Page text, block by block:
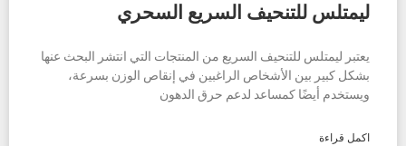
ليمتلس للتنحيف السريع السحري
يعتبر ليمتلس للتنحيف السريع من المنتجات التي انتشر البحث عنها
بشكل كبير بين الأشخاص الراغبين في إنقاص الوزن بسرعة،
ويستخدم أيضًا كمساعد لدعم حرق الدهون
اكمل قراءة